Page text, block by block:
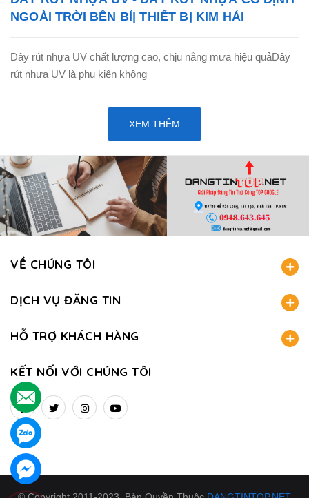
NGOÀI TRỜI BỀN BỈ| THIẾT BỊ KIM HẢI
Dây rút nhựa UV chất lượng cao, chịu nắng mưa hiệu quảDây
rút nhựa UV là phụ kiện không
XEM THÊM
VỀ CHÚNG TÔI
DỊCH VỤ ĐĂNG TIN
HỖ TRỢ KHÁCH HÀNG
KẾT NỐI VỚI CHÚNG TÔI
.
.
.